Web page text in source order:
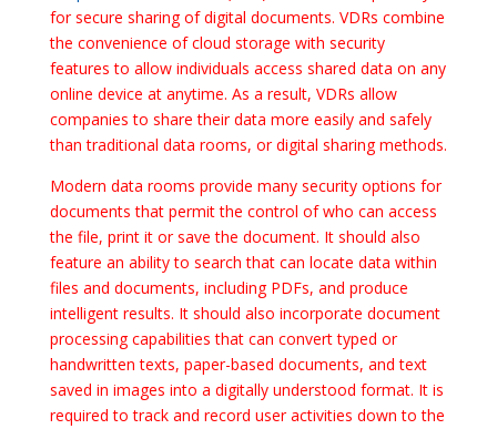
for secure sharing of digital documents. VDRs combine
the convenience of cloud storage with security
features to allow individuals access shared data on any
online device at anytime. As a result, VDRs allow
companies to share their data more easily and safely
than traditional data rooms, or digital sharing methods.
Modern data rooms provide many security options for
documents that permit the control of who can access
the file, print it or save the document. It should also
feature an ability to search that can locate data within
files and documents, including PDFs, and produce
intelligent results. It should also incorporate document
processing capabilities that can convert typed or
handwritten texts, paper-based documents, and text
saved in images into a digitally understood format. It is
required to track and record user activities down to the